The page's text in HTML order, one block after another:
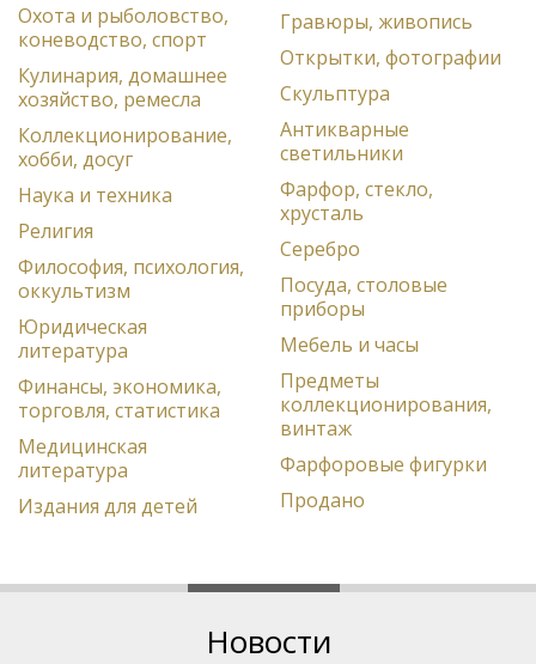
Охота и рыболовство,
коневодство, спорт
Кулинария, домашнее
хозяйство, ремесла
Коллекционирование,
хобби, досуг
Наука и техника
Религия
Философия, психология,
оккультизм
Юридическая
литература
Финансы, экономика,
торговля, статистика
Медицинская
литература
Издания для детей
Гравюры, живопись
Открытки, фотографии
Скульптура
Антикварные
светильники
Фарфор, стекло,
хрусталь
Серебро
Посуда, столовые
приборы
Мебель и часы
Предметы
коллекционирования,
винтаж
Фарфоровые фигурки
Продано
Новости